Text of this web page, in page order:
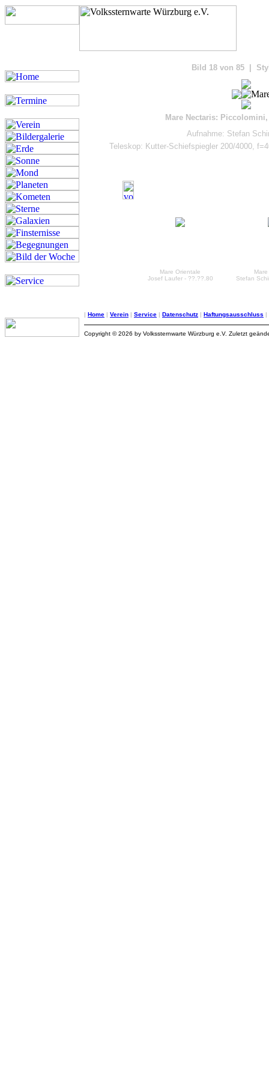
Bild 18 von 85 |
Mare Nectaris:
Aufnahme: Stefan
Teleskop: Kutter-Schiefspiegler 200/4000,
Mare Orientale
Josef Laufer - ??.??.80
Stefan
| Home | Verein | Service | Datenschutz | Haftungsausschluss |
Copyright © 2026 by Volkssternwarte Würzburg e.V. Zuletzt